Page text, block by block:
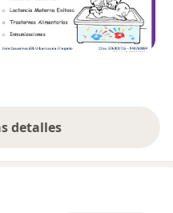
al paciente con el
regional Docente
pacientes críticos
detalles
la experiencia